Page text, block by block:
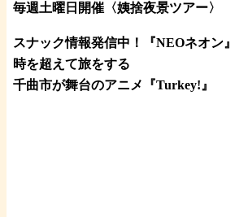
毎週土曜日開催〈姨捨夜景ツアー〉
スナック情報発信中！『NEOネオン』
時を超えて旅をする
千曲市が舞台のアニメ『Turkey!』